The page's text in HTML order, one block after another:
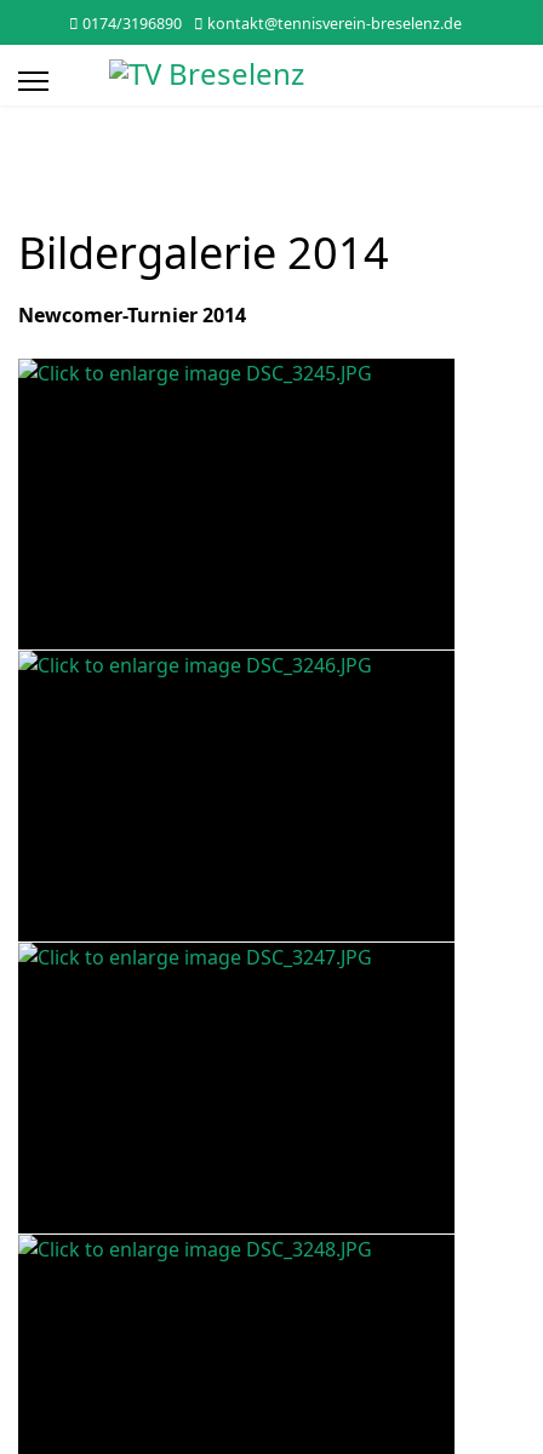
0174/3196890 kontakt@tennisverein-breselenz.de
Bildergalerie 2014
Newcomer-Turnier 2014